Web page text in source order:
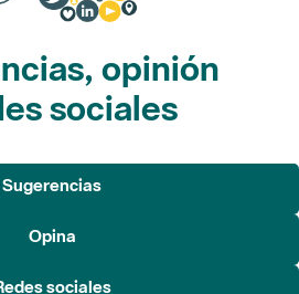
sociales
Sugerencias